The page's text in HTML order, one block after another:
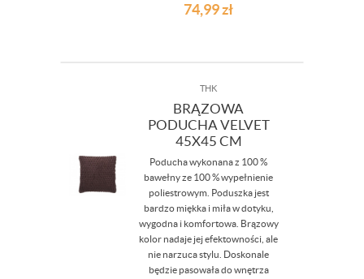
74,99zł
THK
BRĄZOWA
PODUCHA VELVET
45X45 CM
Poducha wykonana z 100 %
bawełny ze 100 % wypełnienie
poliestrowym. Poduszka jest
bardzo miękka i miła w dotyku,
wygodna i komfortowa. Brązowy
kolor nadaje jej efektowności, ale
nie narzuca stylu. Doskonale
będzie pasowała do wnętrza